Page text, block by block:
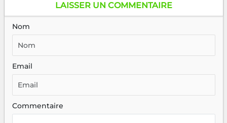
LAISSER UN COMMENTAIRE
Nom
Email
Commentaire